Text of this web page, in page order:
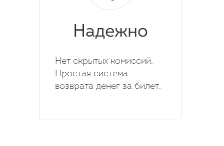
Надежно
Нет скрытых комиссий.
Простая система
возврата денег за билет.